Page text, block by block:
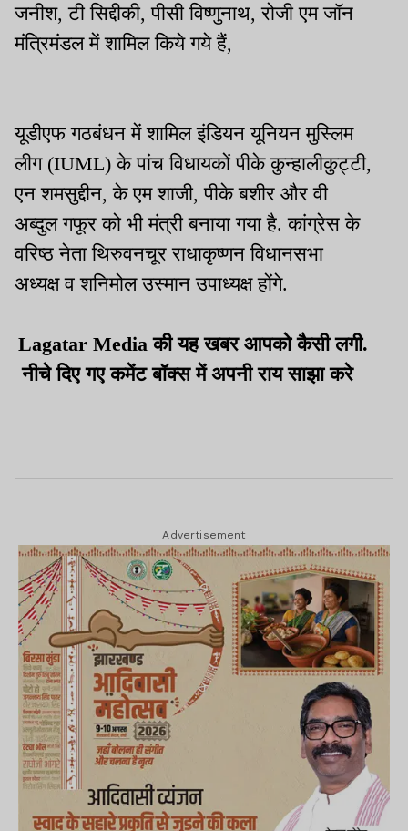
जनीश, टी सिद्दीकी, पीसी विष्णुनाथ, रोजी एम जॉन
मंत्रिमंडल में शामिल किये गये हैं,
यूडीएफ गठबंधन में शामिल इंडियन यूनियन मुस्लिम
लीग (IUML) के पांच विधायकों पीके कुन्हालीकुट्टी,
एन शमसुद्दीन, के एम शाजी, पीके बशीर और वी
अब्दुल गफूर को भी मंत्री बनाया गया है. कांग्रेस के
वरिष्ठ नेता थिरुवनचूर राधाकृष्णन विधानसभा
अध्यक्ष व शनिमोल उस्मान उपाध्यक्ष होंगे.
Lagatar Media की यह खबर आपको कैसी लगी.
नीचे दिए गए कमेंट बॉक्स में अपनी राय साझा करे
Advertisement